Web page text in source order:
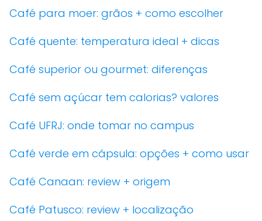
Café para moer: grãos + como escolher
Café quente: temperatura ideal + dicas
Café superior ou gourmet: diferenças
Café sem açúcar tem calorias? valores
Café UFRJ: onde tomar no campus
Café verde em cápsula: opções + como usar
Café Canaan: review + origem
Café Patusco: review + localização